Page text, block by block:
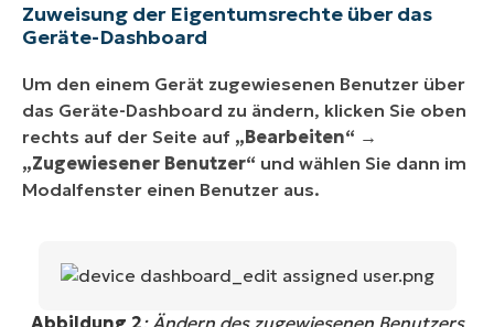
Zuweisung der Eigentumsrechte über das
Geräte-Dashboard
Um den einem Gerät zugewiesenen Benutzer über
das Geräte-Dashboard zu ändern, klicken Sie oben
rechts auf der Seite auf „Bearbeiten“ →
„Zugewiesener Benutzer“ und wählen Sie dann im
Modalfenster einen Benutzer aus.
Abbildung 2 : Ändern des zugewiesenen Benutzers